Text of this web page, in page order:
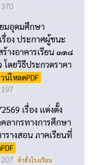
370
ยมอุดมศึกษา
อง ประกาศผู้ชนะ
ร้างอาคารเรียน ๓๑๘
ดยวิธีประกวดราคา
น์โหลดPDF
197
เรื่อง แต่งตั้ง
ลากรทางการศึกษา
รางสอน ภาคเรียนที่
207 คำสั่งโรงเรียน